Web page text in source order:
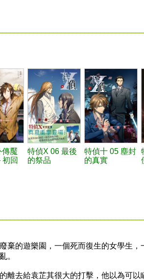
傳魘
初回
特偵X 06 最後
的祭品
特偵十 05 塵封
的真實
的遊樂園，一個死而復生的女學生，
。
去給袁芷其很大的打擊，他以為可以